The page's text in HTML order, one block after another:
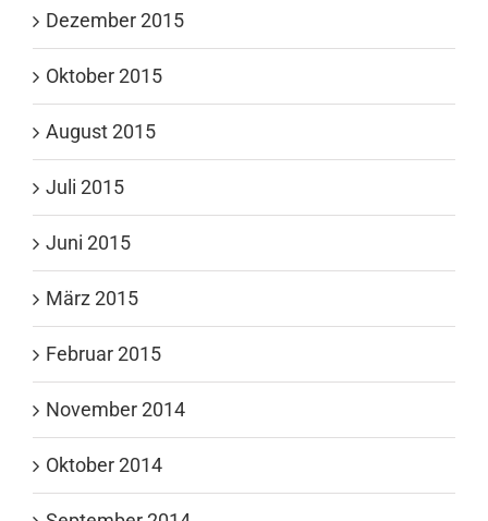
Dezember 2015
Oktober 2015
August 2015
Juli 2015
Juni 2015
März 2015
Februar 2015
November 2014
Oktober 2014